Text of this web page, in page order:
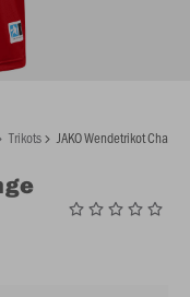
Trikots JAKO Wendetrikot